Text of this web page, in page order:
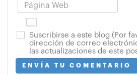
Suscribirse a este blog (Por
dirección de correo
las actualizaciones de este
ENVÍA TU COMENTARIO